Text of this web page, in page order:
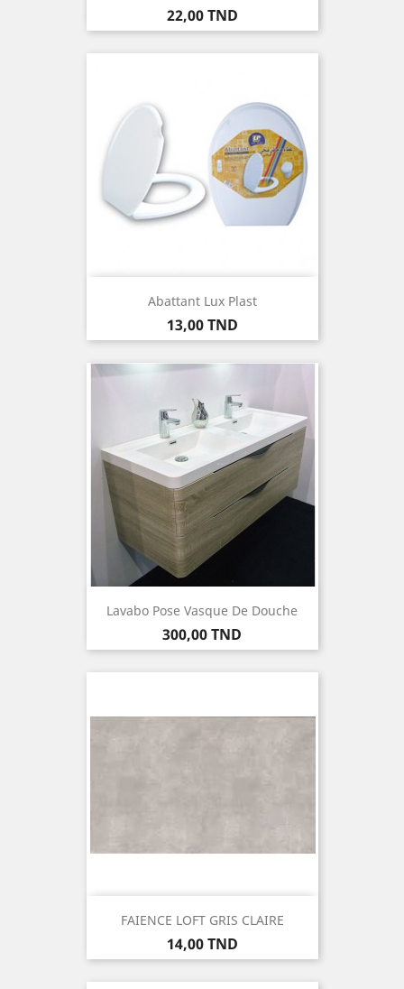
Prix
22,00 TND
Abattant Lux Plast
Prix
13,00 TND
Lavabo Pose Vasque De Douche
Prix
300,00 TND
FAIENCE LOFT GRIS CLAIRE
Prix
14,00 TND